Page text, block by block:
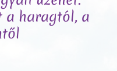
a haragtól, a